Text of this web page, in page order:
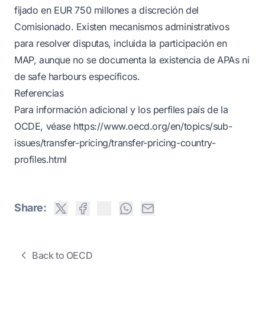
fijado en EUR 750 millones a discreción del
Comisionado. Existen mecanismos administrativos
para resolver disputas, incluida la participación en
MAP, aunque no se documenta la existencia de APAs ni
de safe harbours específicos.
Referencias
Para información adicional y los perfiles país de la
OCDE, véase https://www.oecd.org/en/topics/sub-
issues/transfer-pricing/transfer-pricing-country-
profiles.html
Share:
Back to OECD